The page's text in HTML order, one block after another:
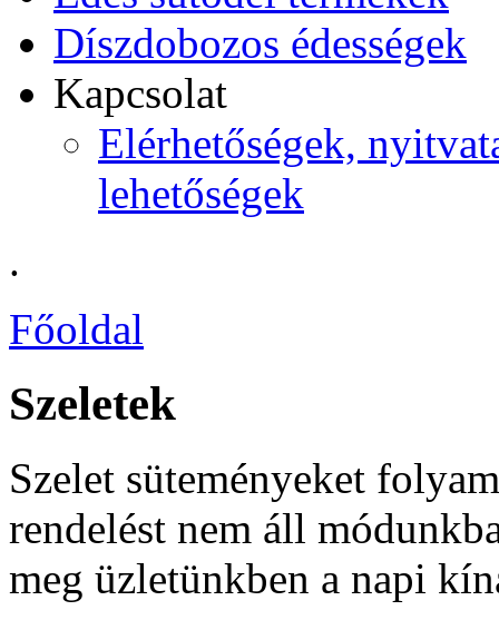
Díszdobozos édességek
Kapcsolat
Elérhetőségek,
lehetőségek
.
Főoldal
Szeletek
Szelet süteményeket
rendelést nem áll
meg üzletünkben a napi